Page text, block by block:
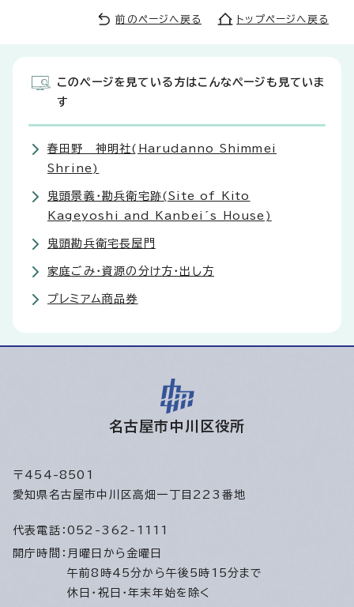
前のページへ戻る トップページへ戻る
このページを見ている方はこんなページも見ていま
す
春田野 神明社(Harudanno Shimmei
Shrine)
鬼頭景義・勘兵衛宅跡(Site of Kito
Kageyoshi and Kanbei´s House)
鬼頭勘兵衛宅長屋門
家庭ごみ・資源の分け方・出し方
プレミアム商品券
名古屋市中川区役所
〒454-8501
愛知県名古屋市中川区高畑一丁目223番地
代表電話： 052-362-1111
開庁時間： 月曜日から金曜日
午前8時45分から午後5時15分まで
休日・祝日・年末年始を除く